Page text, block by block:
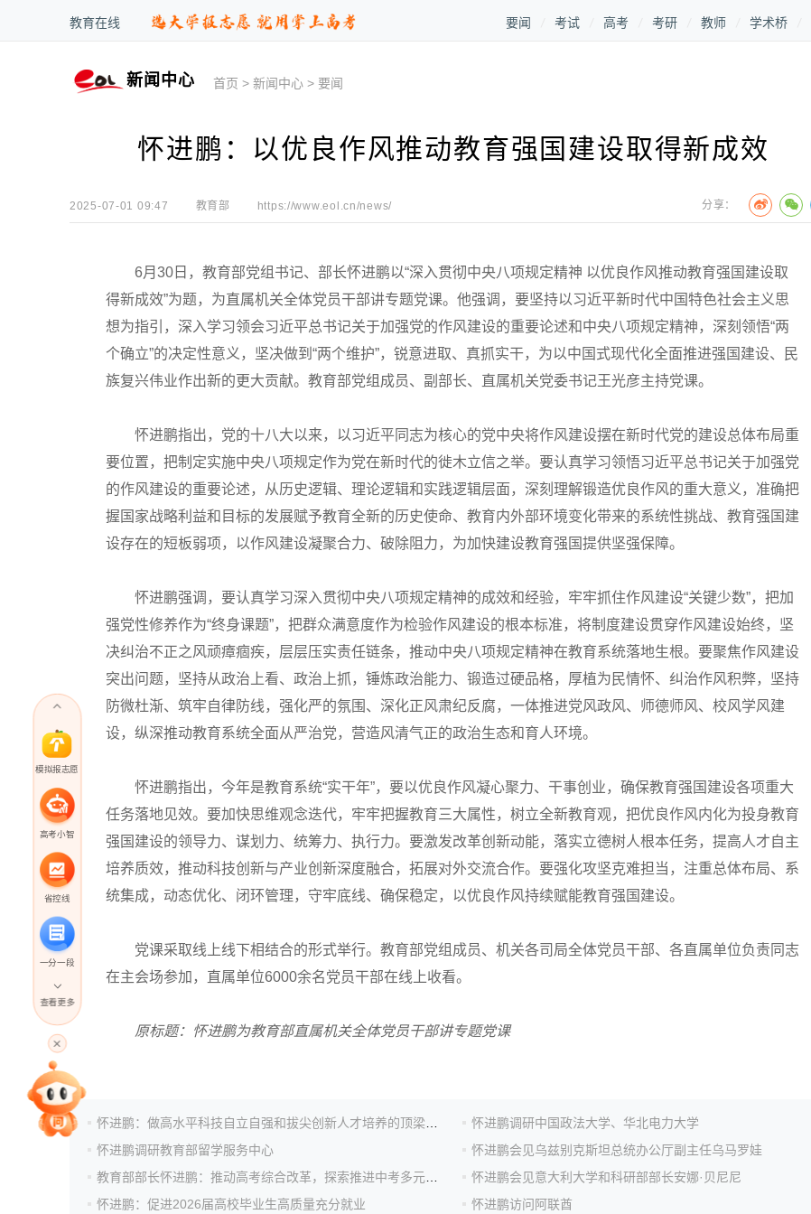
教育在线 要闻 考试 高考 考研 教师 学术桥
新闻中心 首页 >新闻中心 > 要闻
怀进鹏：以优良作风推动教育强国建设取得新成效
2025-07-01 09:47 教育部 https://www.eol.cn/news/ 分享：
6月30日，教育部党组书记、部长怀进鹏以“深入贯彻中央八项规定精神 以优良作风推动教育强国建设取
得新成效”为题，为直属机关全体党员干部讲专题党课。他强调，要坚持以习近平新时代中国特色社会主义思
想为指引，深入学习领会习近平总书记关于加强党的作风建设的重要论述和中央八项规定精神，深刻领悟“两
个确立”的决定性意义，坚决做到“两个维护”，锐意进取、真抓实干，为以中国式现代化全面推进强国建设、民
族复兴伟业作出新的更大贡献。教育部党组成员、副部长、直属机关党委书记王光彦主持党课。
怀进鹏指出，党的十八大以来，以习近平同志为核心的党中央将作风建设摆在新时代党的建设总体布局重
要位置，把制定实施中央八项规定作为党在新时代的徙木立信之举。要认真学习领悟习近平总书记关于加强党
的作风建设的重要论述，从历史逻辑、理论逻辑和实践逻辑层面，深刻理解锻造优良作风的重大意义，准确把
握国家战略利益和目标的发展赋予教育全新的历史使命、教育内外部环境变化带来的系统性挑战、教育强国建
设存在的短板弱项，以作风建设凝聚合力、破除阻力，为加快建设教育强国提供坚强保障。
怀进鹏强调，要认真学习深入贯彻中央八项规定精神的成效和经验，牢牢抓住作风建设“关键少数”，把加
强党性修养作为“终身课题”，把群众满意度作为检验作风建设的根本标准，将制度建设贯穿作风建设始终，坚
决纠治不正之风顽瘴痼疾，层层压实责任链条，推动中央八项规定精神在教育系统落地生根。要聚焦作风建设
突出问题，坚持从政治上看、政治上抓，锤炼政治能力、锻造过硬品格，厚植为民情怀、纠治作风积弊，坚持
防微杜渐、筑牢自律防线，强化严的氛围、深化正风肃纪反腐，一体推进党风政风、师德师风、校风学风建
设，纵深推动教育系统全面从严治党，营造风清气正的政治生态和育人环境。
怀进鹏指出，今年是教育系统“实干年”，要以优良作风凝心聚力、干事创业，确保教育强国建设各项重大
任务落地见效。要加快思维观念迭代，牢牢把握教育三大属性，树立全新教育观，把优良作风内化为投身教育
强国建设的领导力、谋划力、统筹力、执行力。要激发改革创新动能，落实立德树人根本任务，提高人才自主
培养质效，推动科技创新与产业创新深度融合，拓展对外交流合作。要强化攻坚克难担当，注重总体布局、系
统集成，动态优化、闭环管理，守牢底线、确保稳定，以优良作风持续赋能教育强国建设。
党课采取线上线下相结合的形式举行。教育部党组成员、机关各司局全体党员干部、各直属单位负责同志
在主会场参加，直属单位6000余名党员干部在线上收看。
原标题：怀进鹏为教育部直属机关全体党员干部讲专题党课
怀进鹏调研中国政法大学、华北电力大学
怀进鹏调研教育部留学服务中心
怀进鹏会见乌兹别克斯坦总统办公厅副主任乌马罗娃
怀进鹏会见意大利大学和科研部部长安娜·贝尼尼
怀进鹏：促进2026届高校毕业生高质量充分就业
怀进鹏访问阿联酋
模拟报志愿
高考小智
省控线
一分一段
高考直播
专家指导课
查看更多